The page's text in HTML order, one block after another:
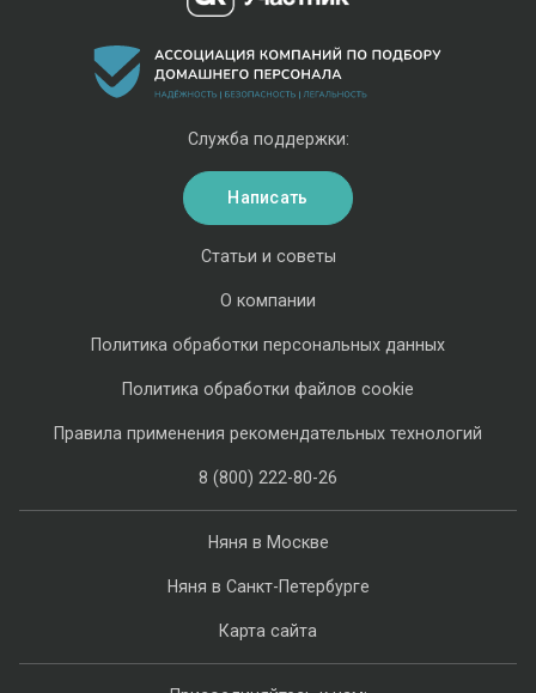
Няня в Москве
Няня в Санкт-Петербурге
Карта сайта
Статьи и советы
О компании
Политика обработки персональных данных
Политика обработки файлов cookie
Правила применения рекомендательных технологий
8 (800) 222-80-26
Служба поддержки:
Написать